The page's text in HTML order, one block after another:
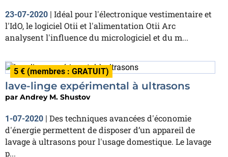
23-07-2020 | Idéal pour l'électronique vestimentaire et
l'IdO, le logiciel Otii et l'alimentation Otii Arc
analysent l'influence du micrologiciel et du m...
5 € (membres : GRATUIT)
lave-linge expérimental à ultrasons
par Andrey M. Shustov
1-07-2020 | Des techniques avancées d'économie
d'énergie permettent de disposer d’un appareil de
lavage à ultrasons pour l'usage domestique. Le lavage
p...